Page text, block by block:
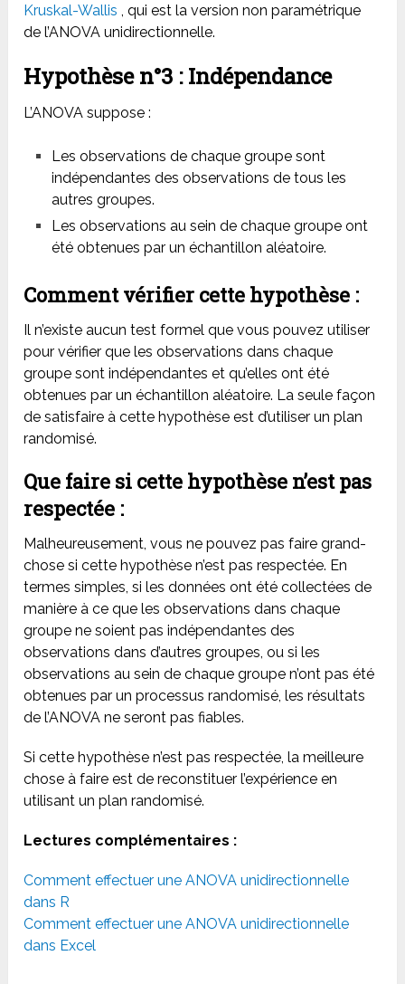
Kruskal-Wallis , qui est la version non paramétrique
de l’ANOVA unidirectionnelle.
Hypothèse n°3 : Indépendance
L’ANOVA suppose :
Les observations de chaque groupe sont
indépendantes des observations de tous les
autres groupes.
Les observations au sein de chaque groupe ont
été obtenues par un échantillon aléatoire.
Comment vérifier cette hypothèse :
Il n’existe aucun test formel que vous pouvez utiliser
pour vérifier que les observations dans chaque
groupe sont indépendantes et qu’elles ont été
obtenues par un échantillon aléatoire. La seule façon
de satisfaire à cette hypothèse est d’utiliser un plan
randomisé.
Que faire si cette hypothèse n’est pas
respectée :
Malheureusement, vous ne pouvez pas faire grand-
chose si cette hypothèse n’est pas respectée. En
termes simples, si les données ont été collectées de
manière à ce que les observations dans chaque
groupe ne soient pas indépendantes des
observations dans d’autres groupes, ou si les
observations au sein de chaque groupe n’ont pas été
obtenues par un processus randomisé, les résultats
de l’ANOVA ne seront pas fiables.
Si cette hypothèse n’est pas respectée, la meilleure
chose à faire est de reconstituer l’expérience en
utilisant un plan randomisé.
Lectures complémentaires :
Comment effectuer une ANOVA unidirectionnelle
dans R
Comment effectuer une ANOVA unidirectionnelle
dans Excel